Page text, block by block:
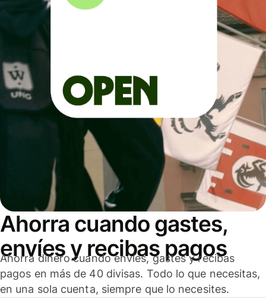
Ahorra cuando gastes,
envíes y recibas pagos
Ahorra dinero cuando envíes, gastes y recibas
pagos en más de 40 divisas. Todo lo que necesitas,
en una sola cuenta, siempre que lo necesites.